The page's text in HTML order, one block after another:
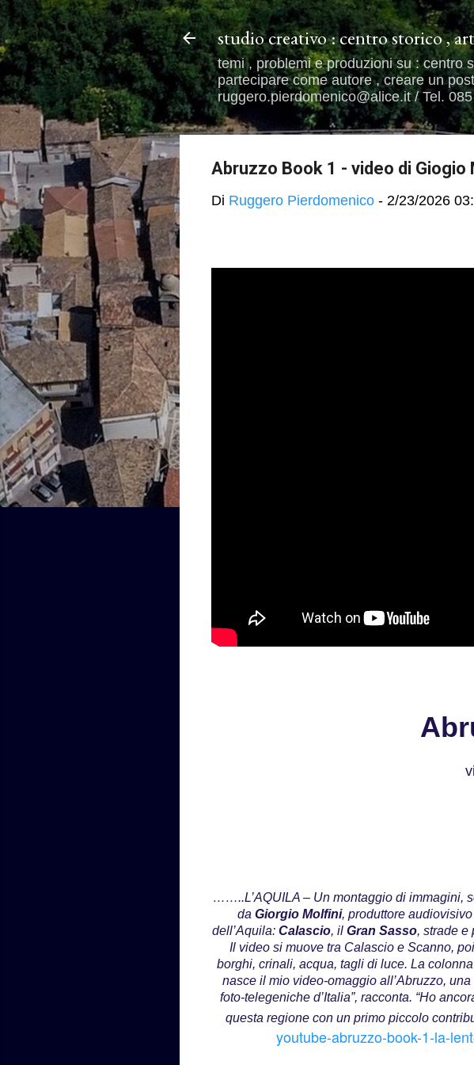
studio creativo : centro storico ,
temi , problemi e produzioni su : centro
partecipare come autore , creare un
ruggero.pierdomenico@alice.it / Tel.
Abruzzo Book 1 - video di
Di Ruggero Pierdomenico - 2/23/2026
……..L’AQUILA – Un montaggio di immagini,
da Giorgio Molfini, produttore
dell’Aquila: Calascio, il Gran Sasso, strade e
Il video si muove tra Calascio e Scanno,
borghi, crinali, acqua, tagli di luce. La
nasce il mio video-omaggio all’Abruzzo,
foto-telegeniche d’Italia”, racconta. “Ho
questa regione con un primo piccolo
youtube-abruzzo-book-1-la-